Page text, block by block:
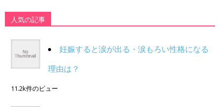
人気の記事
妊娠すると涙が出る・涙もろい性格になる
理由は？
11.2k件のビュー